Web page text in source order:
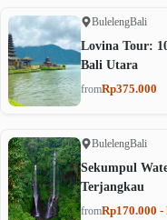
BulelengBali
Lovina Tour:
Bali Utara
fromRp375.000
BulelengBali
Sekumpul
Terjangkau
fromRp170.000 -